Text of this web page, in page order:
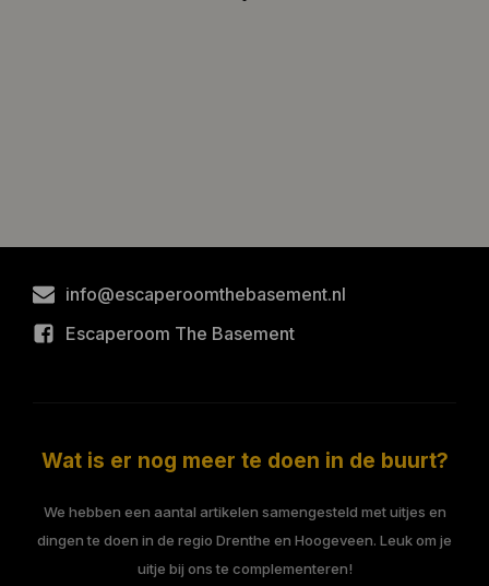
info@escaperoomthebasement.nl
Escaperoom The Basement
Wat is er nog meer te doen in de buurt?
We hebben een aantal artikelen samengesteld met uitjes en
dingen te doen in de regio Drenthe en Hoogeveen. Leuk om je
uitje bij ons te complementeren!